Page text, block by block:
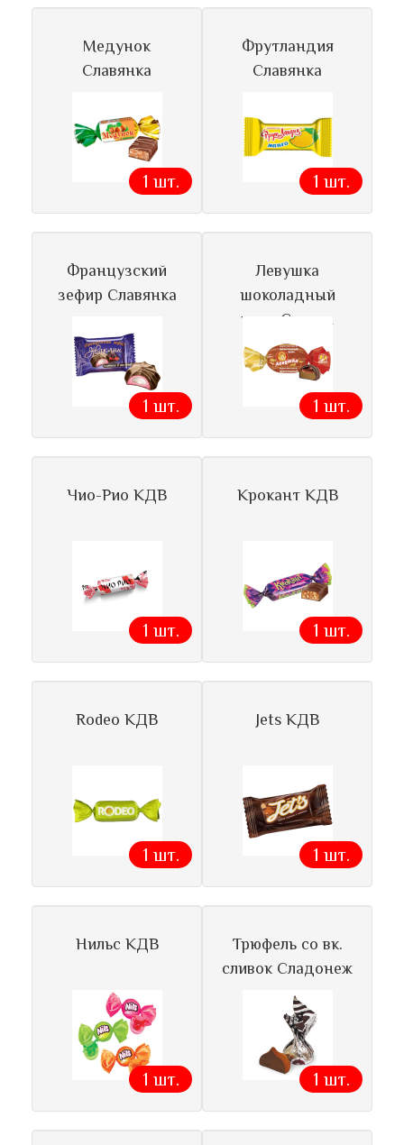
Медунок
Славянка
1 шт.
Фрутландия
Славянка
1 шт.
Французский
зефир Славянка
1 шт.
Левушка
шоколадный
ирис Славян
1 шт.
Чио-Рио КДВ
1 шт.
Крокант КДВ
1 шт.
Rodeo КДВ
1 шт.
Jets КДВ
1 шт.
Нильс КДВ
1 шт.
Трюфель со вк.
сливок Сладонеж
1 шт.